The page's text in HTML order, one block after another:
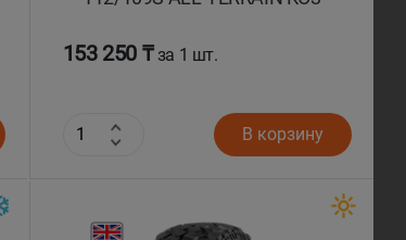
153 250 ₸за 1 шт.
В корзину